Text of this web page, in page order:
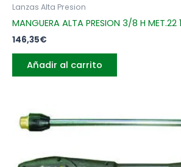
Lanzas Alta Presion
MANGUERA ALTA PRESION 3/8 H MET.22
146,35€
Añadir al carrito